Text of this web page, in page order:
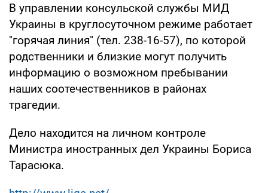
В управлении консульской службы МИД
Украины в круглосуточном режиме работает
"горячая линия" (тел. 238-16-57), по которой
родственники и близкие могут получить
информацию о возможном пребывании
наших соотечественников в районах
трагедии.
Дело находится на личном контроле
Министра иностранных дел Украины Бориса
Тарасюка.